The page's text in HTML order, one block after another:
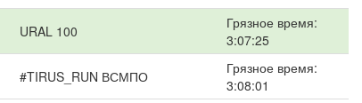
URAL 100
Грязное время:
3:07:25
#TIRUS_RUN ВСМПО
Грязное время:
3:08:01